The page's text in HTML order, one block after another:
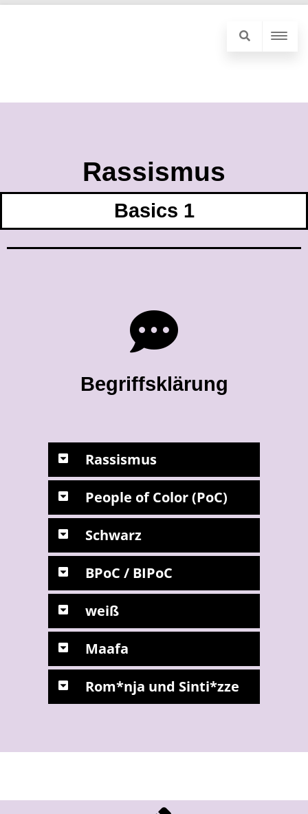
Rassismus
Basics 1
Begriffsklärung
Rassismus
People of Color (PoC)
Schwarz
BPoC / BIPoC
weiß
Maafa
Rom*nja und Sinti*zze